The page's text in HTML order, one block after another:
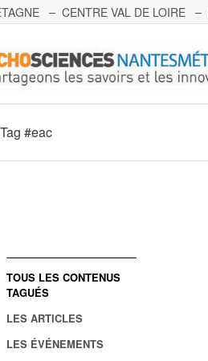
CENTRE VAL DE LOIRE
Tag #eac
TOUS LES CONTENUS
TAGUÉS
LES ARTICLES
LES ÉVÉNEMENTS